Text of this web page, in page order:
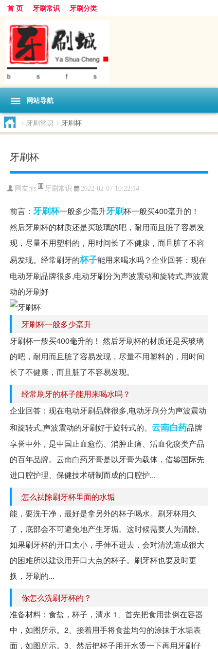
首 页 牙刷常识 牙刷分类
网站导航
> 牙刷常识 > 牙刷杯
牙刷杯
网友:ys 牙刷常识 2022-02-07 10:22:14
前言： 牙刷杯一般多少毫升牙刷杯一般买400毫升的！
然后牙刷杯的材质还是买玻璃的吧，耐用而且脏了容易发
现，尽量不用塑料的，用时间长了不健康，而且脏了不容
易发现。经常刷牙的杯子能用来喝水吗？企业回答：现在
电动牙刷品牌很多,电动牙刷分为声波震动和旋转式,声波震
动的牙刷好
牙刷杯一般多少毫升
牙刷杯一般买400毫升的！ 然后牙刷杯的材质还是买玻璃
的吧，耐用而且脏了容易发现，尽量不用塑料的，用时间
长了不健康，而且脏了不容易发现。
经常刷牙的杯子能用来喝水吗？
企业回答：现在电动牙刷品牌很多,电动牙刷分为声波震动
和旋转式,声波震动的牙刷好于旋转式的。 云南白药品牌
享誉中外，是中国止血愈伤、消肿止痛、活血化瘀类产品
的百年品牌。云南白药牙膏是以牙膏为载体，借鉴国际先
进口腔护理、保健技术研制而成的口腔护...
怎么祛除刷牙杯里面的水垢
能，要洗干净，最好是拿另外的杯子喝水。刷牙杯用久
了，底部会不可避免地产生牙垢。这时候需要人为清除。
如果刷牙杯的开口太小，手伸不进去，会对清洗造成很大
的困难所以建议用开口大点的杯子。刷牙杯也要及时更
换，牙刷的...
你怎么洗刷牙杯的？
准备材料：食盐，杯子，清水 1、首先把食用盐倒在容器
中，如图所示。2、接着用手将食盐均匀的涂抹于水垢表
面，如图所示。3、然后把杯子用开水烫一下再用牙刷仔